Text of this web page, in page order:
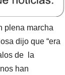
plena marcha
dijo que “era
de la
han